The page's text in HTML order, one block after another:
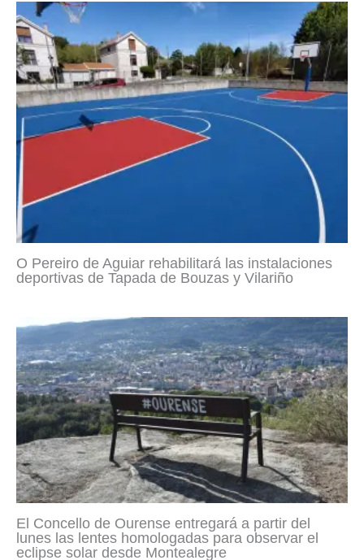
O Pereiro de Aguiar rehabilitará las instalaciones
deportivas de Tapada de Bouzas y Vilariño
El Concello de Ourense entregará a partir del
lunes las lentes homologadas para observar el
eclipse solar desde Montealegre